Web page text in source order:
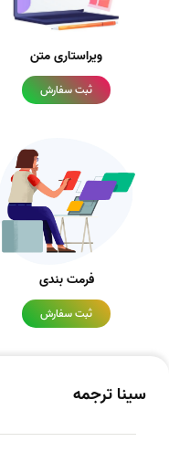
ویراستاری متن
ثبت سفارش
فرمت بندی
ثبت سفارش
سینا ترجمه